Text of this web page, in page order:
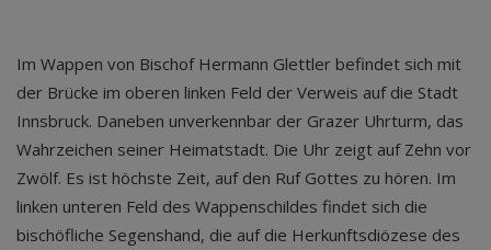
Im Wappen von Bischof Hermann Glettler befindet sich mit
der Brücke im oberen linken Feld der Verweis auf die Stadt
Innsbruck. Daneben unverkennbar der Grazer Uhrturm, das
Wahrzeichen seiner Heimatstadt. Die Uhr zeigt auf Zehn vor
Zwölf. Es ist höchste Zeit, auf den Ruf Gottes zu hören. Im
linken unteren Feld des Wappenschildes findet sich die
bischöfliche Segenshand, die auf die Herkunftsdiözese des